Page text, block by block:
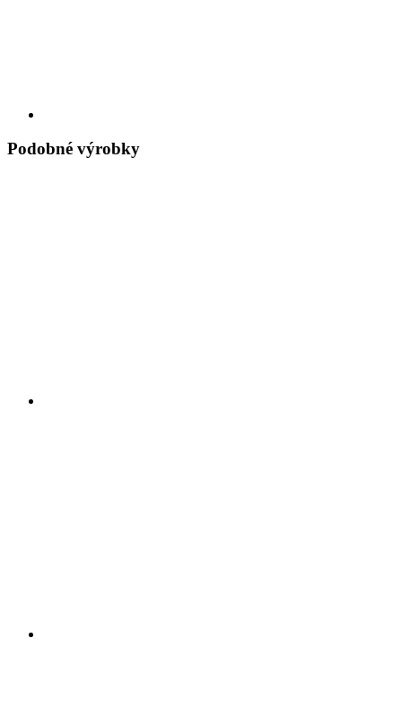
Podobné výrobky